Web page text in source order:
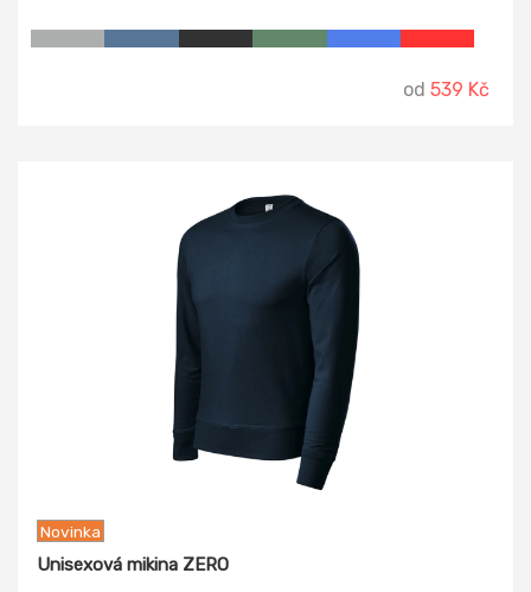
od 539 Kč
Novinka
Unisexová mikina ZERO